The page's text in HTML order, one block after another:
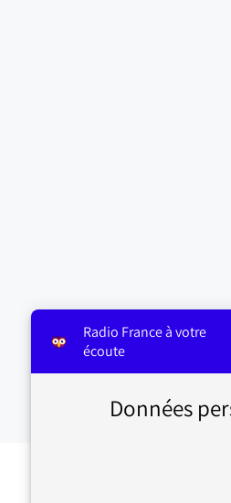
Radio France à votre
écoute
Données